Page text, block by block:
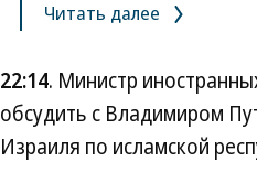
Читать далее
22:14. Министр
обсудить с Владимиром
Израиля по исламской